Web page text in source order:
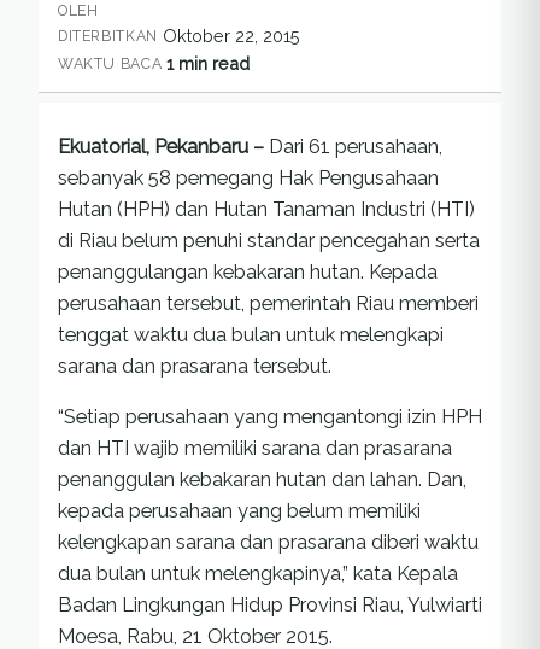
OLEH
DITERBITKAN Oktober 22, 2015
WAKTU BACA 1 min read
Ekuatorial, Pekanbaru – Dari 61 perusahaan,
sebanyak 58 pemegang Hak Pengusahaan
Hutan (HPH) dan Hutan Tanaman Industri (HTI)
di Riau belum penuhi standar pencegahan serta
penanggulangan kebakaran hutan. Kepada
perusahaan tersebut, pemerintah Riau memberi
tenggat waktu dua bulan untuk melengkapi
sarana dan prasarana tersebut.
“Setiap perusahaan yang mengantongi izin HPH
dan HTI wajib memiliki sarana dan prasarana
penanggulan kebakaran hutan dan lahan. Dan,
kepada perusahaan yang belum memiliki
kelengkapan sarana dan prasarana diberi waktu
dua bulan untuk melengkapinya,” kata Kepala
Badan Lingkungan Hidup Provinsi Riau, Yulwiarti
Moesa, Rabu, 21 Oktober 2015.